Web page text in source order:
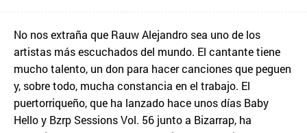
No nos extraña que Rauw Alejandro sea uno de los
artistas más escuchados del mundo. El cantante tiene
mucho talento, un don para hacer canciones que peguen
y, sobre todo, mucha constancia en el trabajo. El
puertorriqueño, que ha lanzado hace unos días Baby
Hello y Bzrp Sessions Vol. 56 junto a Bizarrap, ha